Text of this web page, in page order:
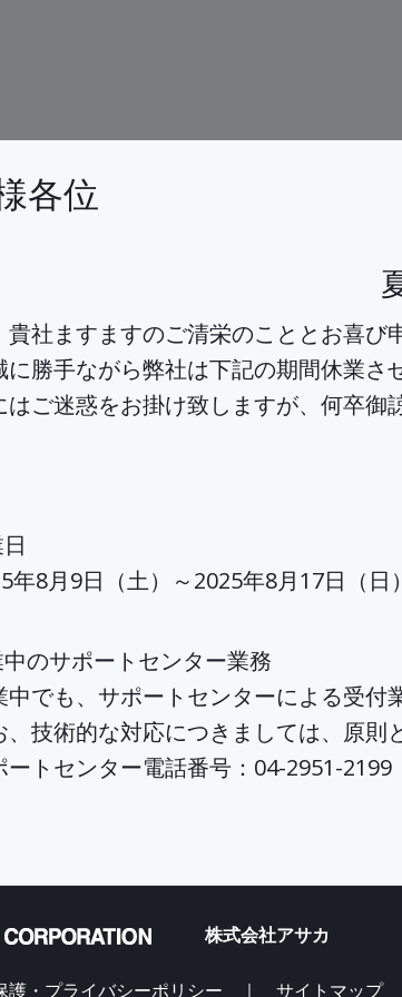
各位
社ますますのご清栄のこととお喜び
に勝手ながら弊社は下記の期間休業
はご迷惑をお掛け致しますが、何卒
8月9日（土）～2025年8月17日（日）
のサポートセンター業務
でも、サポートセンターによる受付
術的な対応につきましては、原則
トセンター電話番号：04-2951-2199
株式会社アサカ
護・プライバシーポリシー ｜ サイトマッ